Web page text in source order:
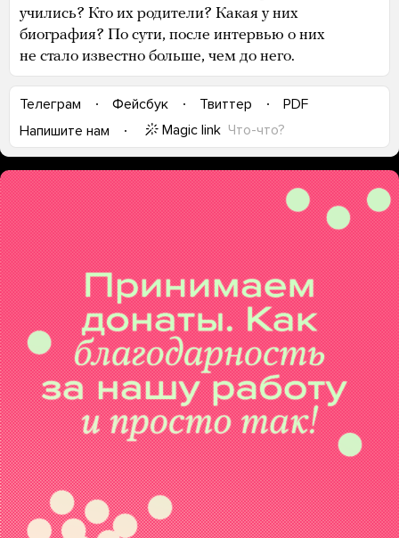
учились? Кто их родители? Какая у них
биография? По сути, после интервью о них
не стало известно больше, чем до него.
Телеграм Фейсбук Твиттер
PDF
Напишите нам
Magic link Что-что?